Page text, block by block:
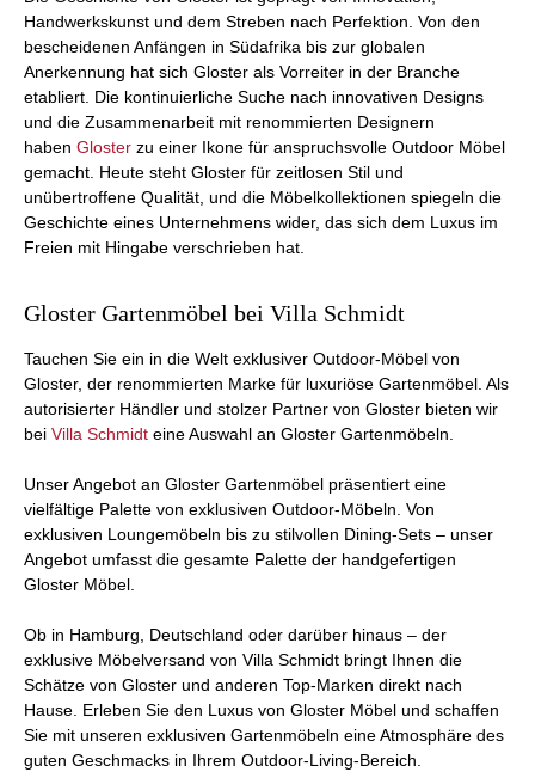
Handwerkskunst und dem Streben nach Perfektion. Von den
bescheidenen Anfängen in Südafrika bis zur globalen
Anerkennung hat sich Gloster als Vorreiter in der Branche
etabliert. Die kontinuierliche Suche nach innovativen Designs
und die Zusammenarbeit mit renommierten Designern
haben Gloster zu einer Ikone für anspruchsvolle Outdoor Möbel
gemacht. Heute steht Gloster für zeitlosen Stil und
unübertroffene Qualität, und die Möbelkollektionen spiegeln die
Geschichte eines Unternehmens wider, das sich dem Luxus im
Freien mit Hingabe verschrieben hat.
Gloster Gartenmöbel bei Villa Schmidt
Tauchen Sie ein in die Welt exklusiver Outdoor-Möbel von
Gloster, der renommierten Marke für luxuriöse Gartenmöbel. Als
autorisierter Händler und stolzer Partner von Gloster bieten wir
bei Villa Schmidt eine Auswahl an Gloster Gartenmöbeln.
Unser Angebot an Gloster Gartenmöbel präsentiert eine
vielfältige Palette von exklusiven Outdoor-Möbeln. Von
exklusiven Loungemöbeln bis zu stilvollen Dining-Sets – unser
Angebot umfasst die gesamte Palette der handgefertigen
Gloster Möbel.
Ob in Hamburg, Deutschland oder darüber hinaus – der
exklusive Möbelversand von Villa Schmidt bringt Ihnen die
Schätze von Gloster und anderen Top-Marken direkt nach
Hause. Erleben Sie den Luxus von Gloster Möbel und schaffen
Sie mit unseren exklusiven Gartenmöbeln eine Atmosphäre des
guten Geschmacks in Ihrem Outdoor-Living-Bereich.